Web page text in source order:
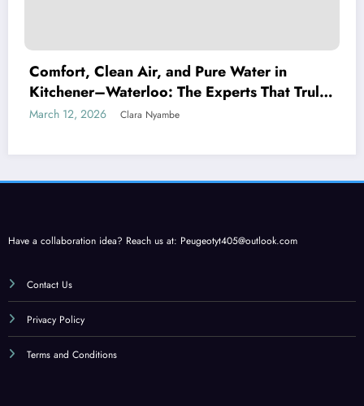
Comfort, Clean Air, and Pure Water in
Kitchener–Waterloo: The Experts That Truly
Care
March 12, 2026 Clara Nyambe
Have a collaboration idea? Reach us at: Peugeotyt405@outlook.com
Contact Us
Privacy Policy
Terms and Conditions